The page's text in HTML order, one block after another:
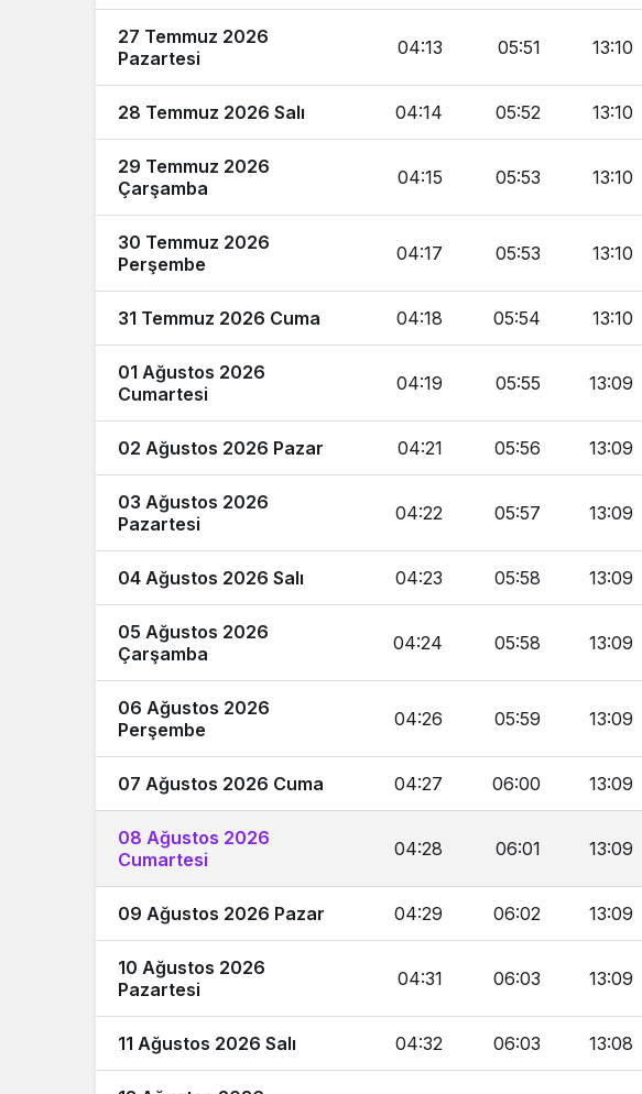
27 Temmuz 2026
Pazartesi
04:13 05:51 13:10
28 Temmuz 2026 Salı 04:14 05:52 13:10
29 Temmuz 2026
Çarşamba
04:15 05:53 13:10
30 Temmuz 2026
Perşembe
04:17 05:53 13:10
31 Temmuz 2026 Cuma 04:18 05:54 13:10
01 Ağustos 2026
Cumartesi
04:19 05:55 13:09
02 Ağustos 2026 Pazar 04:21 05:56 13:09
03 Ağustos 2026
Pazartesi
04:22 05:57 13:09
04 Ağustos 2026 Salı 04:23 05:58 13:09
05 Ağustos 2026
Çarşamba
04:24 05:58 13:09
06 Ağustos 2026
Perşembe
04:26 05:59 13:09
07 Ağustos 2026 Cuma 04:27 06:00 13:09
08 Ağustos 2026
Cumartesi
04:28 06:01 13:09
09 Ağustos 2026 Pazar 04:29 06:02 13:09
10 Ağustos 2026
Pazartesi
04:31 06:03 13:09
11 Ağustos 2026 Salı 04:32 06:03 13:08